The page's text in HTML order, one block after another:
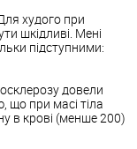
худого при
шкідливі. Мені
підступними:
довели
що при масі тіла
в крові (менше 200)